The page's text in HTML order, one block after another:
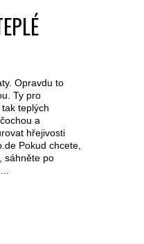
Opravdu to
Ty pro
teplých
a
hřejivosti
Pokud chcete,
sáhněte po